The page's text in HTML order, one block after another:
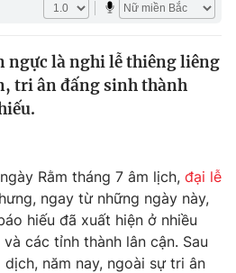
ngực là nghi lễ thiêng liêng
tri ân đấng sinh thành
Rằm tháng 7 âm lịch, đại lễ
ngay từ những ngày này,
hiếu đã xuất hiện ở nhiều
các tỉnh thành lân cận. Sau
năm nay, ngoài sự tri ân